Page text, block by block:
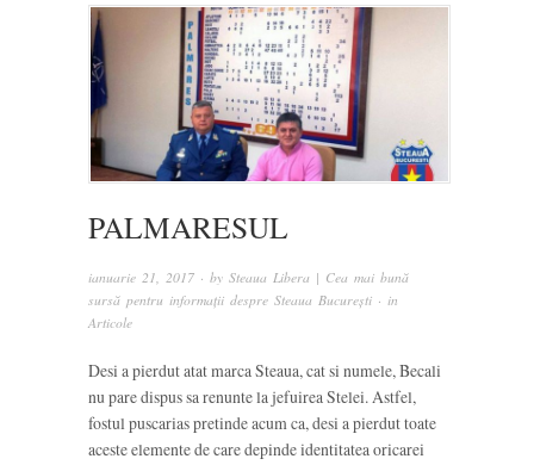
PALMARESUL
ianuarie 21, 2017 · by Steaua Libera | Cea mai bună
sursă pentru informații despre Steaua București · in
Articole
Desi a pierdut atat marca Steaua, cat si numele, Becali
nu pare dispus sa renunte la jefuirea Stelei. Astfel,
fostul puscarias pretinde acum ca, desi a pierdut toate
aceste elemente de care depinde identitatea oricarei